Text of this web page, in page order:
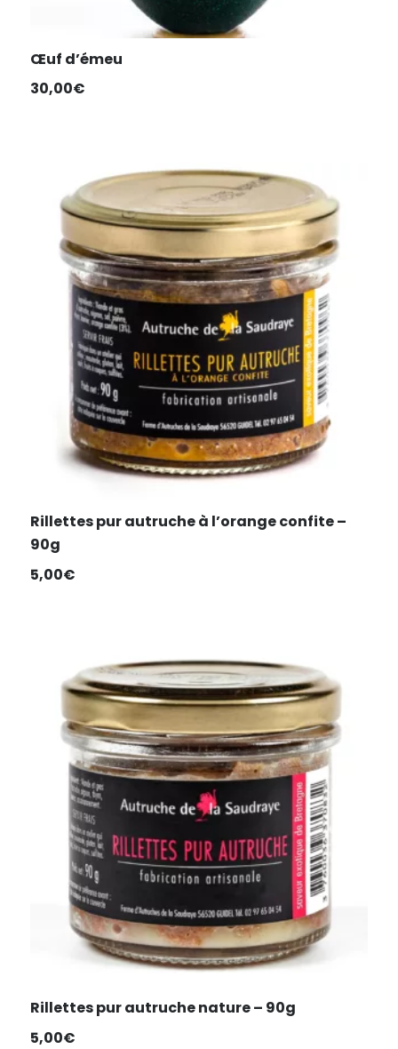
Œuf d’émeu
30,00€
Rillettes pur autruche à l’orange confite –
90g
5,00€
Rillettes pur autruche nature – 90g
5,00€